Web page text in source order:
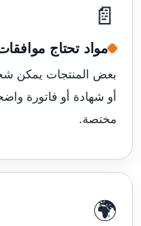
📄
مواد تحتاج
بعض المنتجات يمكن
أو شهادة أو فاتورة
مختصة.
🌍